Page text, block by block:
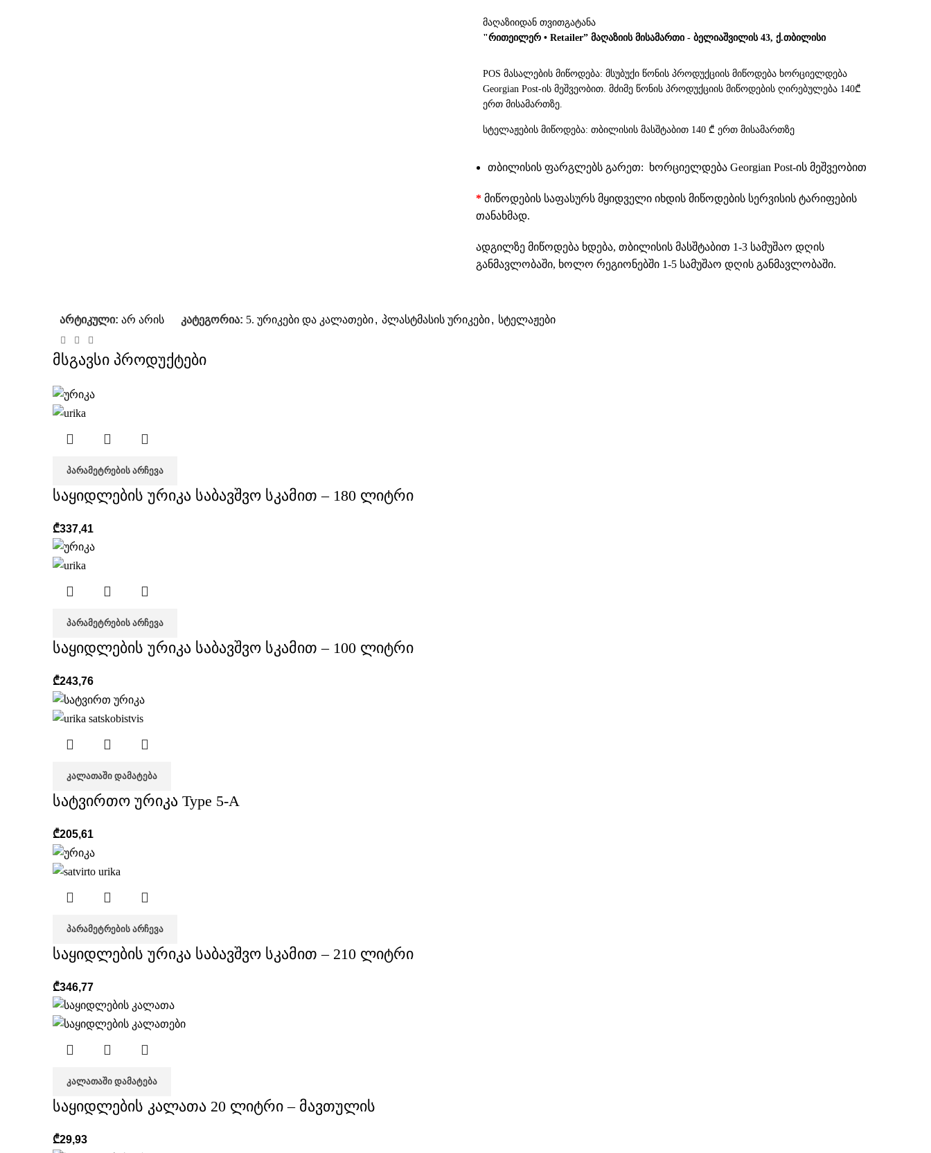
მაღაზიიდან თვითგატანა
"რითეილერ • Retailer” მაღაზიის მისამართი - ბელიაშვილის 43, ქ.თბილისი
POS მასალების მიწოდება: მსუბუქი წონის პროდუქციის მიწოდება ხორციელდება
Georgian Post-ის მეშვეობით. მძიმე წონის პროდუქციის მიწოდების ღირებულება 140₾
ერთ მისამართზე.
სტელაჟების მიწოდება: თბილისის მასშტაბით 140 ₾ ერთ მისამართზე
თბილისის ფარგლებს გარეთ: ხორციელდება Georgian Post-ის მეშვეობით
* მიწოდების საფასურს მყიდველი იხდის მიწოდების სერვისის ტარიფების
თანახმად.
ადგილზე მიწოდება ხდება, თბილისის მასშტაბით 1-3 სამუშაო დღის
განმავლობაში, ხოლო რეგიონებში 1-5 სამუშაო დღის განმავლობაში.
არტიკული: არ არის კატეგორია: 5. ურიკები და კალათები, პლასტმასის ურიკები, სტელაჟები
მსგავსი პროდუქტები
ᲞᲐᲠᲐᲛᲔᲢᲠᲔᲑᲘᲡ ᲐᲠᲩᲔᲕᲐ
საყიდლების ურიკა საბავშვო სკამით – 180 ლიტრი
₾337,41
ᲞᲐᲠᲐᲛᲔᲢᲠᲔᲑᲘᲡ ᲐᲠᲩᲔᲕᲐ
საყიდლების ურიკა საბავშვო სკამით – 100 ლიტრი
₾243,76
ᲙᲐᲚᲐᲗᲐᲨᲘ ᲓᲐᲛᲐᲢᲔᲑᲐ
სატვირთო ურიკა Type 5-A
₾205,61
ᲞᲐᲠᲐᲛᲔᲢᲠᲔᲑᲘᲡ ᲐᲠᲩᲔᲕᲐ
საყიდლების ურიკა საბავშვო სკამით – 210 ლიტრი
₾346,77
ᲙᲐᲚᲐᲗᲐᲨᲘ ᲓᲐᲛᲐᲢᲔᲑᲐ
საყიდლების კალათა 20 ლიტრი – მავთულის
₾29,93